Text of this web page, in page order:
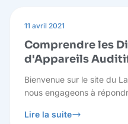
11 avril 2021
Comprendre les
d'Appareils
Bienvenue sur le site du
nous engageons à
pour prendre des
Lire la suite